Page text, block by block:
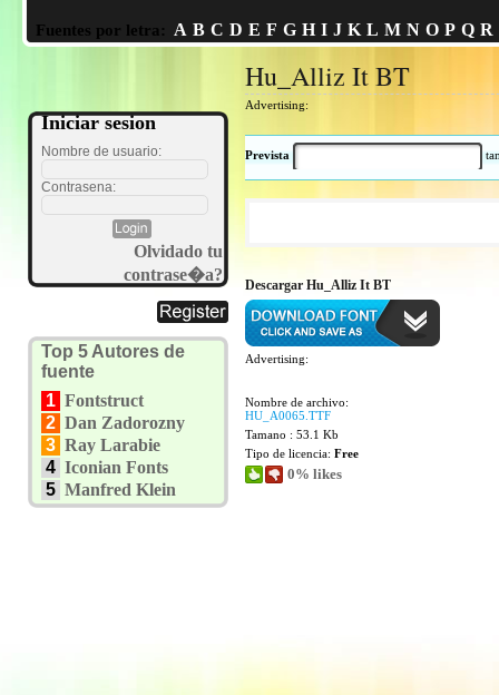
Fuentes por letra: A B C D E F G H I J K L M N O P Q R
Iniciar sesion
Nombre de usuario:
Contrasena:
Olvidado tu
contrase�a?
Top 5 Autores de
fuente
1 Fontstruct
2 Dan Zadorozny
3 Ray Larabie
4 Iconian Fonts
5 Manfred Klein
Hu_Alliz It BT
Advertising:
Prevista
Descargar Hu_Alliz It BT
Advertising:
Nombre de archivo:
HU_A0065.TTF
Tamano : 53.1 Kb
Tipo de licencia: Free
0% likes